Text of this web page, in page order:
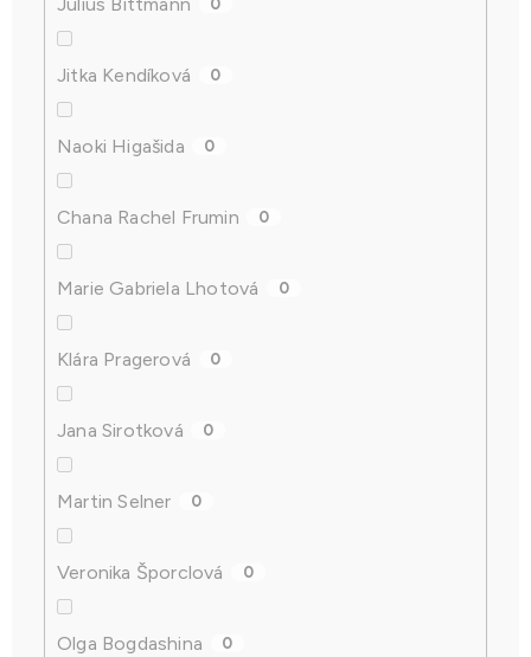
0
Jitka Kendíková 0
Naoki Higašida 0
Chana Rachel Frumin 0
Marie Gabriela Lhotová 0
Klára Pragerová 0
Jana Sirotková 0
Martin Selner 0
Veronika Šporclová 0
Olga Bogdashina 0